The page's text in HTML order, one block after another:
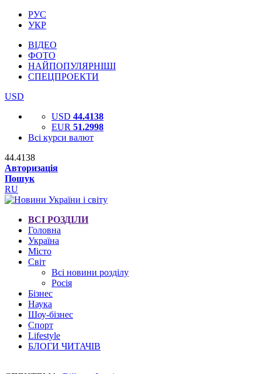
РУС
УКР
ВІДЕО
ФОТО
НАЙПОПУЛЯРНІШІ
СПЕЦПРОЕКТИ
USD
USD 44.4138
EUR 51.2998
Всі курси валют
44.4138
Авторизація
Пошук
RU
ВСІ РОЗДІЛИ
Головна
Україна
Місто
Світ
Всі новини розділу
Росія
Бізнес
Наука
Шоу-бізнес
Спорт
Lifestyle
БЛОГИ ЧИТАЧІВ